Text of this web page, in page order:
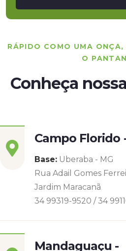
RÁPIDO COMO UMA
O
Conheça
Campo Florido
Base: Uberaba - MG
Rua Adail Gomes
Jardim Maracanã
34 99319-9520 / 34
Mandaguaçu -